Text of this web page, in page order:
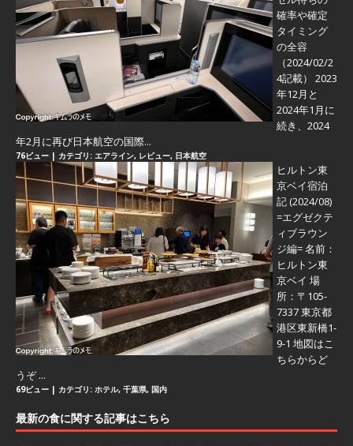
確率や確定
タイミング
の全容
（2024/02/2
4記載） 2023
年12月と
2024年1月に
続き、2024
年2月に再び日本航空の国際...
76ビュー | カテゴリ: エアライン, レビュー, 日本航空
ヒルトン東
京ベイ宿泊
記 (2024/08)
=エグゼクテ
ィブラウン
ジ編=名前：
ヒルトン東
京ベイ 場
所：〒105-
7337 東京都
港区東新橋1-
9-1 地図はこ
ちらからど
うぞ ...
69ビュー | カテゴリ: ホテル, 千葉県, 国内
最新の食に関する記事はこちら